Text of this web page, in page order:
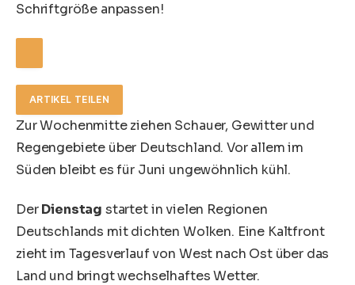
Schriftgröße anpassen!
ARTIKEL TEILEN
Zur Wochenmitte ziehen Schauer, Gewitter und
Regengebiete über Deutschland. Vor allem im
Süden bleibt es für Juni ungewöhnlich kühl.
DerDienstag startet in vielen Regionen
Deutschlands mit dichten Wolken. Eine Kaltfront
zieht im Tagesverlauf von West nach Ost über das
Land und bringt wechselhaftes Wetter.